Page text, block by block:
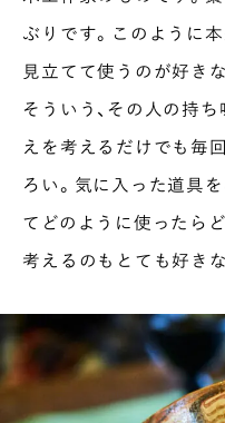
ぶりです。このように
見立てて使うのが好き
そういう、その人の持
えを考えるだけでも毎
ろい。気に入った道具
てどのように使ったら
考えるのもとても好きな